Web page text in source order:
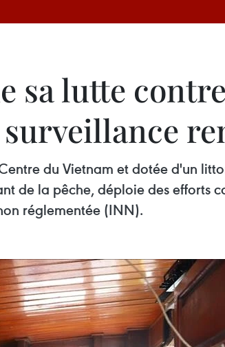
sa lutte
du Vietnam et dotée d'un
de la pêche, déploie des efforts
réglementée (INN).